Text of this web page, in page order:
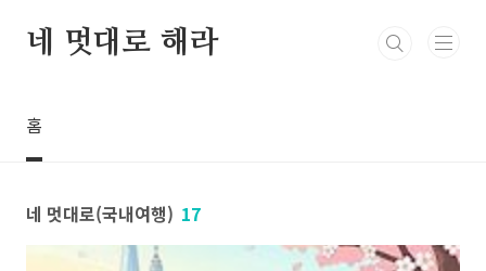
네 멋대로 해라
홈
네 멋대로(국내여행) 17